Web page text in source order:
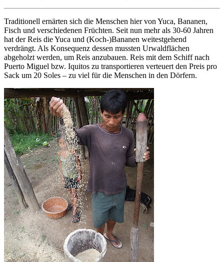
Traditionell ernärten sich die Menschen hier von Yuca, Bananen,
Fisch und verschiedenen Früchten. Seit nun mehr als 30-60 Jahren
hat der Reis die Yuca und (Koch-)Bananen weitestgehend
verdrängt. Als Konsequenz dessen mussten Urwaldflächen
abgeholzt werden, um Reis anzubauen. Reis mit dem Schiff nach
Puerto Miguel bzw. Iquitos zu transportieren verteuert den Preis pro
Sack um 20 Soles – zu viel für die Menschen in den Dörfern.